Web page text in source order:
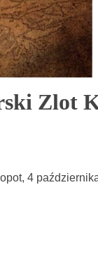
Zlot
4